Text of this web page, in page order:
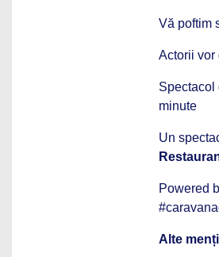
Vă poftim
Actorii vor
Spectacol
minute
Un
Powered
Alte